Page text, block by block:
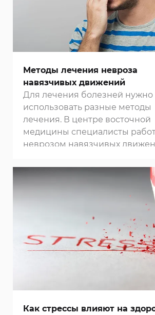
Методы лечения невроза
навязчивых движений
Для лечения болезней нужно
использовать разные методы
лечения. В центре восточной
медицины специалисты
неврозом навязчивых
точечный массаж,
иглорефлексотерапию,
Комплексный подход
добиться быстрого
состояния пациента.
Как стрессы влияют на